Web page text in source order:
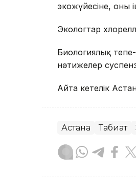
экожүйесіне, оның
Экологтар
Биологиялық тепе-
нәтижелер
Айта кетелік
Астана Табиғат